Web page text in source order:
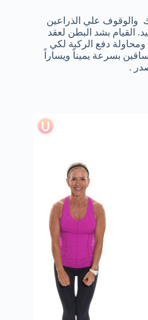
والوقوف علي الذراعين
القيام بشد البطن لعقد
دفع الركبة لكي
بسرعة يميناً ويساراً
.